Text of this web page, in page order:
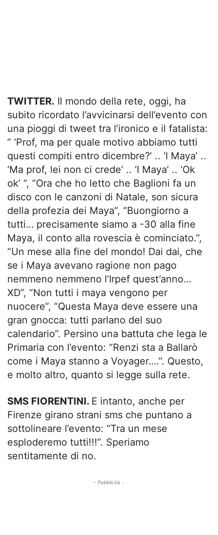
TWITTER. Il mondo della rete, oggi, ha
subito ricordato l’avvicinarsi dell’evento con
una pioggi di tweet tra l’ironico e il fatalista:
” ‘Prof, ma per quale motivo abbiamo tutti
questi compiti entro dicembre?’ .. ‘I Maya’ ..
‘Ma prof, lei non ci crede’ .. ‘I Maya’ .. ‘Ok
ok’ “, “Ora che ho letto che Baglioni fa un
disco con le canzoni di Natale, son sicura
della profezia dei Maya”, “Buongiorno a
tutti… precisamente siamo a -30 alla fine
Maya, il conto alla rovescia è cominciato.”,
“Un mese alla fine del mondo! Dai dai, che
se i Maya avevano ragione non pago
nemmeno nemmeno l’Irpef quest’anno…
XD”, “Non tutti i maya vengono per
nuocere”, “Questa Maya deve essere una
gran gnocca: tutti parlano del suo
calendario”. Persino una battuta che lega le
Primaria con l’evento: “Renzi sta a Ballarò
come i Maya stanno a Voyager….”. Questo,
e molto altro, quanto si legge sulla rete.
SMS FIORENTINI. E intanto, anche per
Firenze girano strani sms che puntano a
sottolineare l’evento: “Tra un mese
esploderemo tutti!!!”. Speriamo
sentitamente di no.
- Pubblicità -